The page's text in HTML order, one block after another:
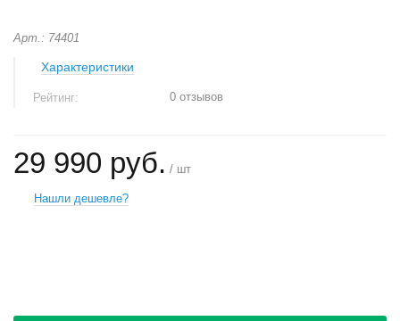
Арт.: 74401
Характеристики
Рейтинг: 0 отзывов
29 990 руб. / шт
Нашли дешевле?